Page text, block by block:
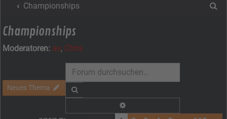
Championships
Championships
Moderatoren: as, Chris
Neues Thema